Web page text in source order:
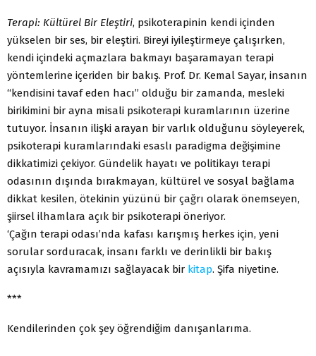
Terapi: Kültürel Bir Eleştiri, psikoterapinin kendi içinden
yükselen bir ses, bir eleştiri. Bireyi iyileştirmeye çalışırken,
kendi içindeki açmazlara bakmayı başaramayan terapi
yöntemlerine içeriden bir bakış. Prof. Dr. Kemal Sayar, insanın
“kendisini tavaf eden hacı” olduğu bir zamanda, mesleki
birikimini bir ayna misali psikoterapi kuramlarının üzerine
tutuyor. İnsanın ilişki arayan bir varlık olduğunu söyleyerek,
psikoterapi kuramlarındaki esaslı paradigma değişimine
dikkatimizi çekiyor. Gündelik hayatı ve politikayı terapi
odasının dışında bırakmayan, kültürel ve sosyal bağlama
dikkat kesilen, ötekinin yüzünü bir çağrı olarak önemseyen,
şiirsel ilhamlara açık bir psikoterapi öneriyor.
‘Çağın terapi odası’nda kafası karışmış herkes için, yeni
sorular sorduracak, insanı farklı ve derinlikli bir bakış
açısıyla kavramamızı sağlayacak bir kitap. Şifa niyetine.
***
Kendilerinden çok şey öğrendiğim danışanlarıma.